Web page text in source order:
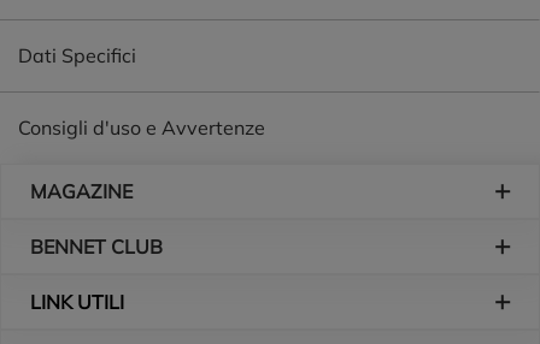
Dati Specifici
Consigli d'uso e Avvertenze
MAGAZINE
BENNET CLUB
LINK UTILI